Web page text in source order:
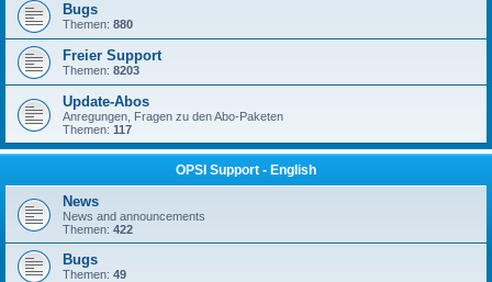
Bugs
Themen: 880
Freier Support
Themen: 8203
Update-Abos
Anregungen, Fragen zu den Abo-Paketen
Themen: 117
OPSI Support - English
News
News and announcements
Themen: 422
Bugs
Themen: 49